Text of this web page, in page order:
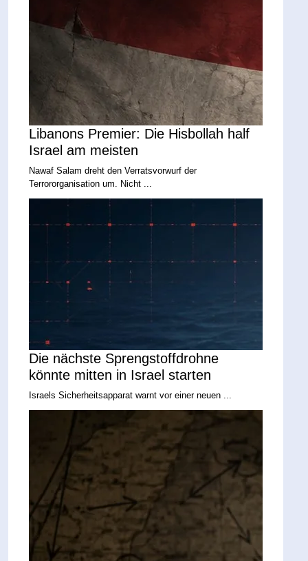
Libanons Premier: Die Hisbollah half
Israel am meisten
Nawaf Salam dreht den Verratsvorwurf der
Terrororganisation um. Nicht ...
Die nächste Sprengstoffdrohne
könnte mitten in Israel starten
Israels Sicherheitsapparat warnt vor einer neuen ...